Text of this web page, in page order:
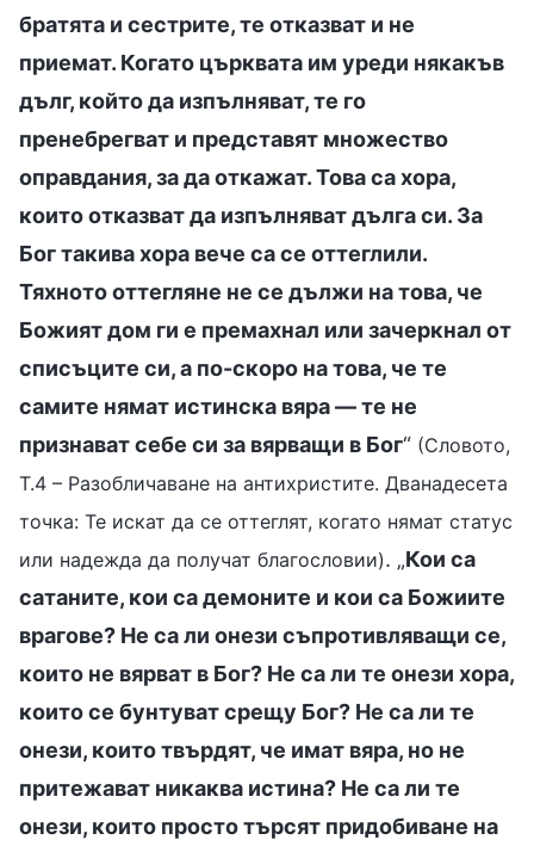
братята и сестрите, те отказват и не
приемат. Когато църквата им уреди някакъв
дълг, който да изпълняват, те го
пренебрегват и представят множество
оправдания, за да откажат. Това са хора,
които отказват да изпълняват дълга си. За
Бог такива хора вече са се оттеглили.
Тяхното оттегляне не се дължи на това, че
Божият дом ги е премахнал или зачеркнал от
списъците си, а по-скоро на това, че те
самите нямат истинска вяра — те не
признават себе си за вярващи в Бог“ (Словото,
Т.4 – Разобличаване на антихристите. Дванадесета
точка: Те искат да се оттеглят, когато нямат статус
или надежда да получат благословии). „Кои са
сатаните, кои са демоните и кои са Божиите
врагове? Не са ли онези съпротивляващи се,
които не вярват в Бог? Не са ли те онези хора,
които се бунтуват срещу Бог? Не са ли те
онези, които твърдят, че имат вяра, но не
притежават никаква истина? Не са ли те
онези, които просто търсят придобиване на